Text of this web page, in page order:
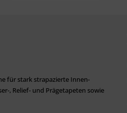
für stark strapazierte Innen­
, Relief- und Prägetapeten sowie